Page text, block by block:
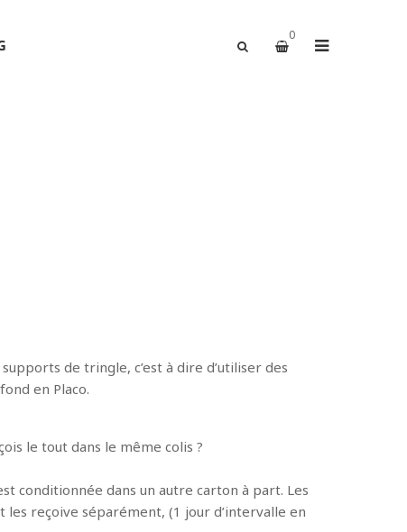
0
de tringle, c’est à dire d’utiliser des
en Placo.
le tout dans le même colis ?
conditionnée dans un autre carton à part. Les
reçoive séparément, (1 jour d’intervalle en